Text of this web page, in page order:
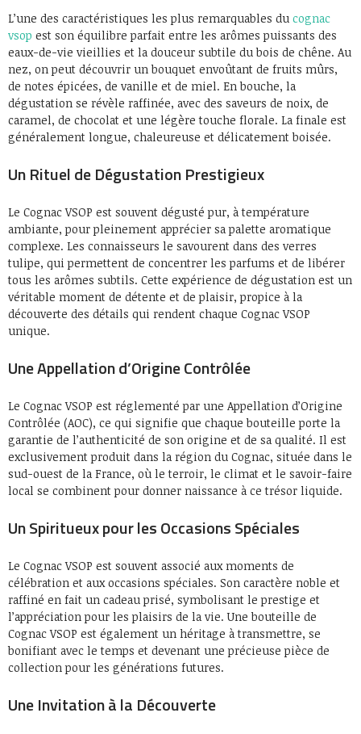
L’une des caractéristiques les plus remarquables du cognac
vsop est son équilibre parfait entre les arômes puissants des
eaux-de-vie vieillies et la douceur subtile du bois de chêne. Au
nez, on peut découvrir un bouquet envoûtant de fruits mûrs,
de notes épicées, de vanille et de miel. En bouche, la
dégustation se révèle raffinée, avec des saveurs de noix, de
caramel, de chocolat et une légère touche florale. La finale est
généralement longue, chaleureuse et délicatement boisée.
Un Rituel de Dégustation Prestigieux
Le Cognac VSOP est souvent dégusté pur, à température
ambiante, pour pleinement apprécier sa palette aromatique
complexe. Les connaisseurs le savourent dans des verres
tulipe, qui permettent de concentrer les parfums et de libérer
tous les arômes subtils. Cette expérience de dégustation est un
véritable moment de détente et de plaisir, propice à la
découverte des détails qui rendent chaque Cognac VSOP
unique.
Une Appellation d’Origine Contrôlée
Le Cognac VSOP est réglementé par une Appellation d’Origine
Contrôlée (AOC), ce qui signifie que chaque bouteille porte la
garantie de l’authenticité de son origine et de sa qualité. Il est
exclusivement produit dans la région du Cognac, située dans le
sud-ouest de la France, où le terroir, le climat et le savoir-faire
local se combinent pour donner naissance à ce trésor liquide.
Un Spiritueux pour les Occasions Spéciales
Le Cognac VSOP est souvent associé aux moments de
célébration et aux occasions spéciales. Son caractère noble et
raffiné en fait un cadeau prisé, symbolisant le prestige et
l’appréciation pour les plaisirs de la vie. Une bouteille de
Cognac VSOP est également un héritage à transmettre, se
bonifiant avec le temps et devenant une précieuse pièce de
collection pour les générations futures.
Une Invitation à la Découverte